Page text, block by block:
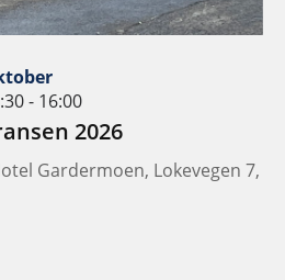
- 16:00
2026
Gardermoen, Lokevegen 7,